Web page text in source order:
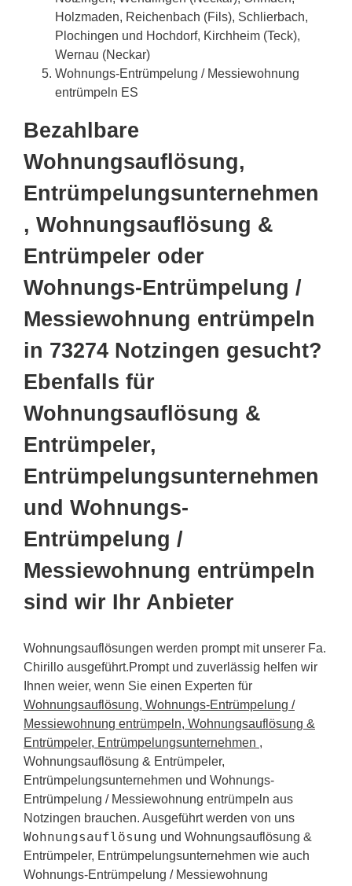
Holzmaden, Reichenbach (Fils), Schlierbach,
Plochingen und Hochdorf, Kirchheim (Teck),
Wernau (Neckar)
Wohnungs-Entrümpelung / Messiewohnung
entrümpeln ES
Bezahlbare
Wohnungsauflösung,
Entrümpelungsunternehmen
, Wohnungsauflösung &
Entrümpeler oder
Wohnungs-Entrümpelung /
Messiewohnung entrümpeln
in 73274 Notzingen gesucht?
Ebenfalls für
Wohnungsauflösung &
Entrümpeler,
Entrümpelungsunternehmen
und Wohnungs-
Entrümpelung /
Messiewohnung entrümpeln
sind wir Ihr Anbieter
Wohnungsauflösungen werden prompt mit unserer Fa.
Chirillo ausgeführt.Prompt und zuverlässig helfen wir
Ihnen weier, wenn Sie einen Experten für
Wohnungsauflösung, Wohnungs-Entrümpelung /
Messiewohnung entrümpeln, Wohnungsauflösung &
Entrümpeler, Entrümpelungsunternehmen ,
Wohnungsauflösung & Entrümpeler,
Entrümpelungsunternehmen und Wohnungs-
Entrümpelung / Messiewohnung entrümpeln aus
Notzingen brauchen. Ausgeführt werden von uns
Wohnungsauflösung und Wohnungsauflösung &
Entrümpeler, Entrümpelungsunternehmen wie auch
Wohnungs-Entrümpelung / Messiewohnung